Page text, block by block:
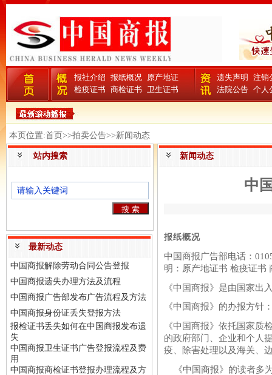
报社介绍 报纸概况 原产地证
检疫证书 商检证书 卫生证书
遗失声明
注销
法院公告 个人
本页位置:首页>>拍卖公告>>新闻动态
站内搜索
最新动态
中国商报解除劳动合同公告登报
中国商报遗失办理方法及流程
中国商报广告部发布广告流程及方法
中国商报身份证丢失登报方法
报检证书丢失如何在中国商报发布遗
失
中国商报卫生证书广告登报流程及费
用
中国商报商检证书登报办理流程及方
新闻动态
中
报纸概况
中国商报广告部电话：
明：原产地证书 检疫证书
《中国商报》是由国家出
《中国商报》的办报方针
《中国商报》依托国家质
的政府部门、企业和个人
疫、除害处理以及海关、
《中国商报》的读者多